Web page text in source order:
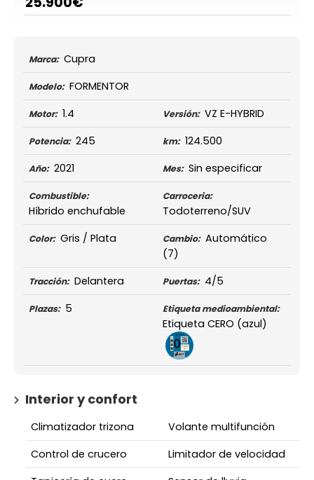
Marca: Cupra
Modelo: FORMENTOR
Motor: 1.4 Versión: VZ E-HYBRID
Potencia: 245 km: 124.500
Año: 2021 Mes: Sin especificar
Combustible:
Híbrido enchufable
Carroceria:
Todoterreno/SUV
Color: Gris / Plata Cambio: Automático
(7)
Tracción: Delantera Puertas: 4/5
Plazas: 5 Etiqueta medioambiental:
Etiqueta CERO (azul)
Interior y confort
Climatizador trizona
Volante multifunción
Control de crucero
Limitador de velocidad